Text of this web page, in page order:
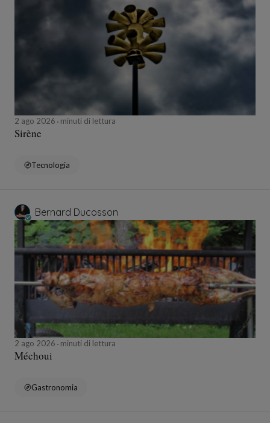
2 ago 2026 minuti di lettura
Sirène
Tecnologia
Bernard Ducosson
2 ago 2026 minuti di lettura
Méchoui
Gastronomia